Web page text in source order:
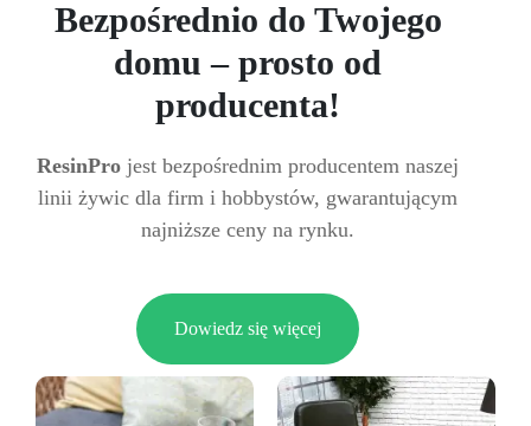
Bezpośrednio do Twojego
domu – prosto od
producenta!
ResinPro jest bezpośrednim producentem naszej
linii żywic dla firm i hobbystów, gwarantującym
najniższe ceny na rynku.
Dowiedz się więcej